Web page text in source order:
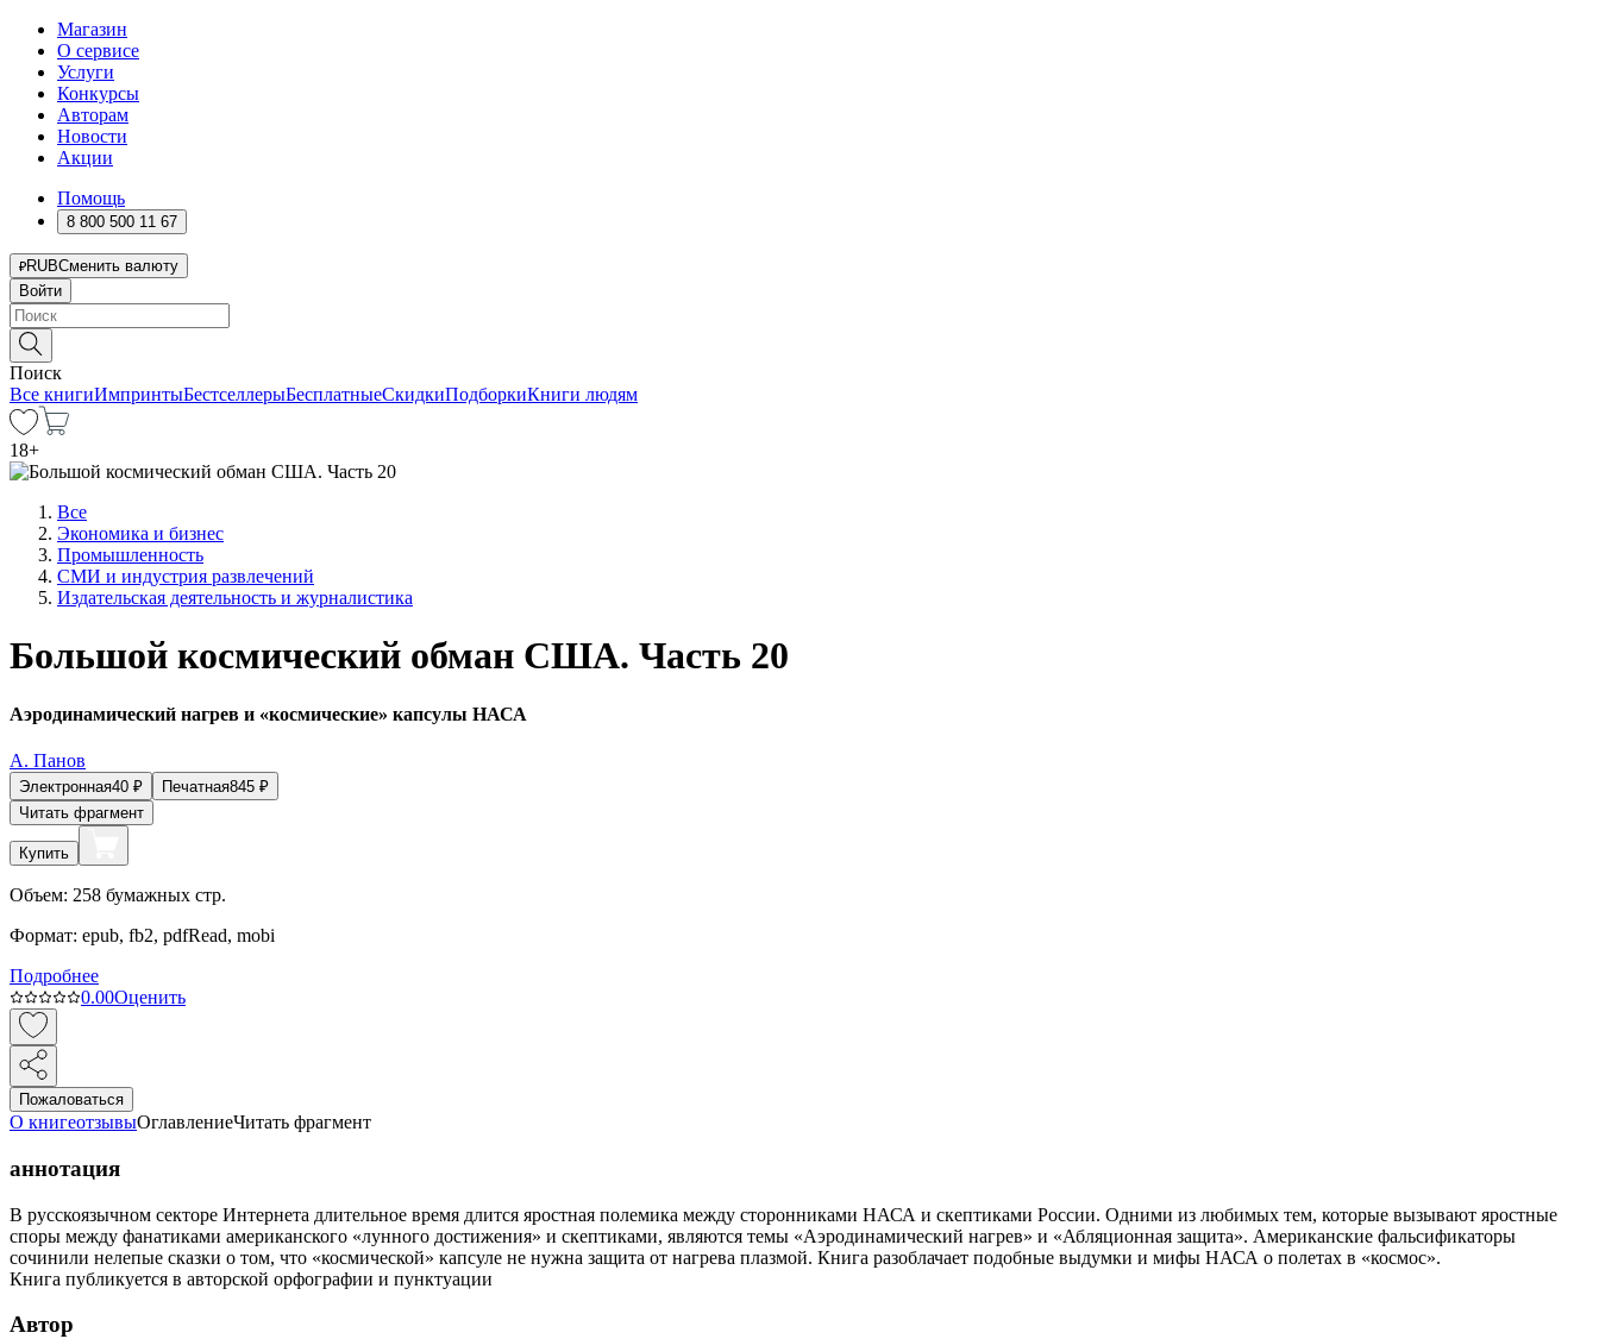
Магазин
О сервисе
Услуги
Конкурсы
Авторам
Новости
Акции
Помощь
8 800 500 11 67
RUBСменить валюту
Войти
Поиск
Все книгиИмпринтыБестселлерыБесплатныеСкидкиПодборкиКниги людям
18+
Все
Экономика и бизнес
Промышленность
СМИ и индустрия развлечений
Издательская деятельность и журналистика
Большой космический обман США. Часть 20
Аэродинамический нагрев и «космические» капсулы НАСА
А. Панов
Электронная40 ₽ Печатная845 ₽
Читать фрагмент
Купить
Объем: 258 бумажных стр.
Формат: epub, fb2, pdfRead, mobi
Подробнее
0.00Оценить
Пожаловаться
О книгеотзывыОглавлениеЧитать фрагмент
аннотация
В русскоязычном секторе Интернета длительное время длится яростная полемика между сторонниками НАСА и скептиками России. Одними из любимых тем, которые вызывают яростные
споры между фанатиками американского «лунного достижения» и скептиками, являются темы «Аэродинамический нагрев» и «Абляционная защита». Американские фальсификаторы
сочинили нелепые сказки о том, что «космической» капсуле не нужна защита от нагрева плазмой. Книга разоблачает подобные выдумки и мифы НАСА о полетах в «космос».
Книга публикуется в авторской орфографии и пунктуации
Автор